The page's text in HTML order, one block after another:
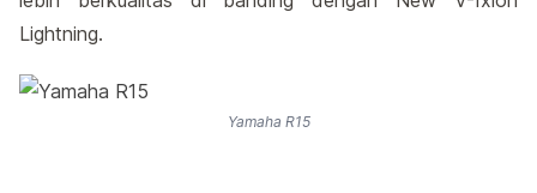
Lightning.
Yamaha R15